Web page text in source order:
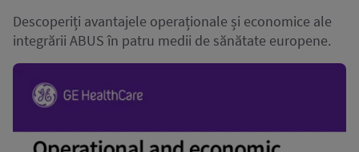
Descoperiți avantajele operaționale și economice ale
integrării ABUS în patru medii de sănătate europene.